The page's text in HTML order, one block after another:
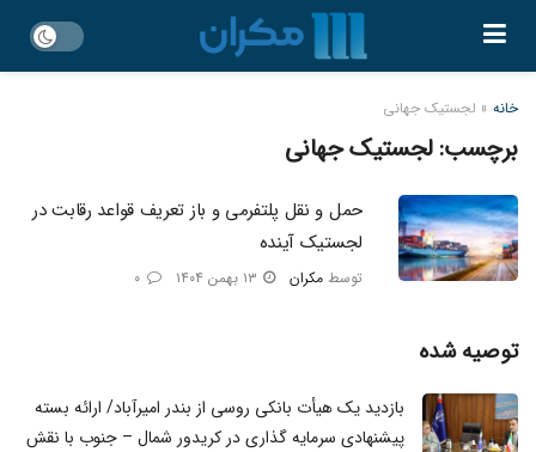
خانه » لجستیک جهانی
برچسب:لجستیک جهانی
حمل‌ و نقل پلتفرمی و باز تعریف قواعد رقابت در
لجستیک آینده
توسط مکران
توصیه شده
بازدید یک هیأت بانکی روسی از بندر امیرآباد/ ارائه بسته
پیشنهادی سرمایه گذاری در کریدور شمال – جنوب با نقش